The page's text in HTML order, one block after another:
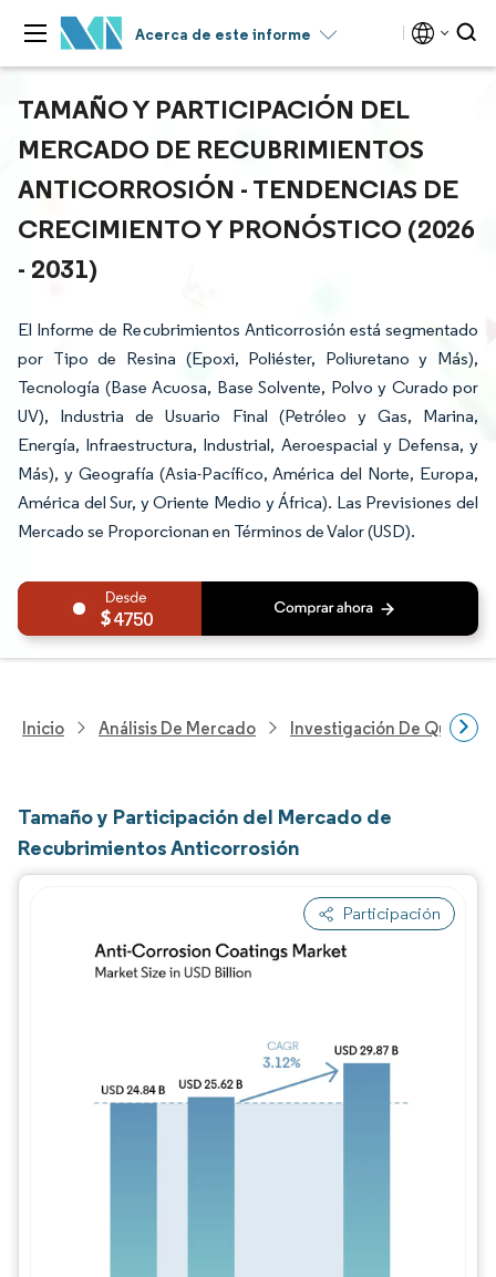
Acerca de este informe
TAMAÑO Y PARTICIPACIÓN DEL
MERCADO DE RECUBRIMIENTOS
ANTICORROSIÓN - TENDENCIAS DE
CRECIMIENTO Y PRONÓSTICO (2026
- 2031)
El Informe de Recubrimientos Anticorrosión está segmentado
por Tipo de Resina (Epoxi, Poliéster, Poliuretano y Más),
Tecnología (Base Acuosa, Base Solvente, Polvo y Curado por
UV), Industria de Usuario Final (Petróleo y Gas, Marina,
Energía, Infraestructura, Industrial, Aeroespacial y Defensa, y
Más), y Geografía (Asia-Pacífico, América del Norte, Europa,
América del Sur, y Oriente Medio y África). Las Previsiones del
Mercado se Proporcionan en Términos de Valor (USD).
4750
Inicio Análisis De Mercado Investigación De
Tamaño y Participación del Mercado de
Recubrimientos Anticorrosión
Participación